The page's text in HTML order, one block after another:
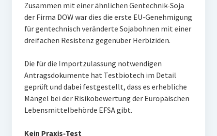
Zusammen mit einer ähnlichen Gentechnik-Soja
der Firma DOW war dies die erste EU-Genehmigung
für gentechnisch veränderte Sojabohnen mit einer
dreifachen Resistenz gegenüber Herbiziden.
Die für die Importzulassung notwendigen
Antragsdokumente hat Testbiotech im Detail
geprüft und dabei festgestellt, dass es erhebliche
Mängel bei der Risikobewertung der Europäischen
Lebensmittelbehörde EFSA gibt.
Kein Praxis-Test